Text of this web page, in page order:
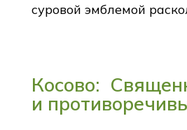
суровой эмблемой
Косово:
и